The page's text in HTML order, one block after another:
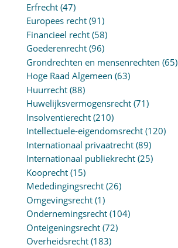
Erfrecht(47)
Europees recht(91)
Financieel recht(58)
Goederenrecht(96)
Grondrechten en mensenrechten (65)
Hoge Raad Algemeen (63)
Huurrecht(88)
Huwelijksvermogensrecht(71)
Insolventierecht(210)
Intellectuele-eigendomsrecht(120)
Internationaal privaatrecht(89)
Internationaal publiekrecht(25)
Kooprecht(15)
Mededingingsrecht(26)
Omgevingsrecht(1)
Ondernemingsrecht(104)
Onteigeningsrecht(72)
Overheidsrecht(183)